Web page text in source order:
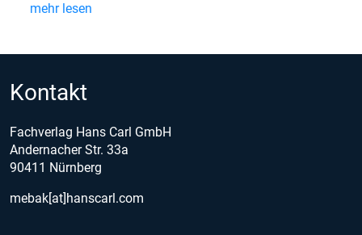
mehr lesen
Kontakt
Fachverlag Hans Carl GmbH
Andernacher Str. 33a
90411 Nürnberg
mebak[at]hanscarl.com